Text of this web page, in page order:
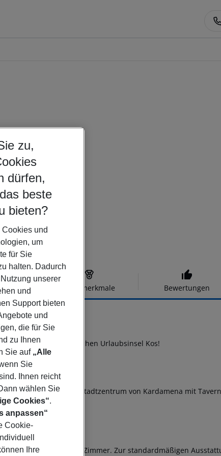
Hotelmerkmale Bewertungen
der beliebten giechischen Urlaubsinsel Kos!
Strand entfernt. Das Stadtzentrum von Kardamena mit
etwa 10 km entfernt.
ausgestattet Zimmer. Zur standardmäßigen
zu,
dürfen,
beste
bieten?
und
um
für Sie
halten. Dadurch
unserer
und
Support bieten
und
die für Sie
zu Ihnen
Sie auf „Alle
Sie
Ihnen reicht
wählen Sie
Cookies“.
anpassen“
Cookie-
Ihre